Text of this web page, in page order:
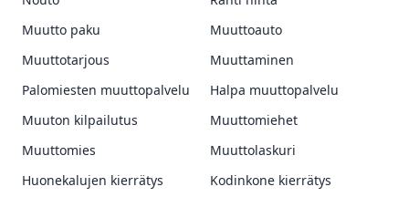
Muutto paku
Muuttoauto
Muuttotarjous
Muuttaminen
Palomiesten muuttopalvelu
Halpa muuttopalvelu
Muuton kilpailutus
Muuttomiehet
Muuttomies
Muuttolaskuri
Huonekalujen kierrätys
Kodinkone kierrätys